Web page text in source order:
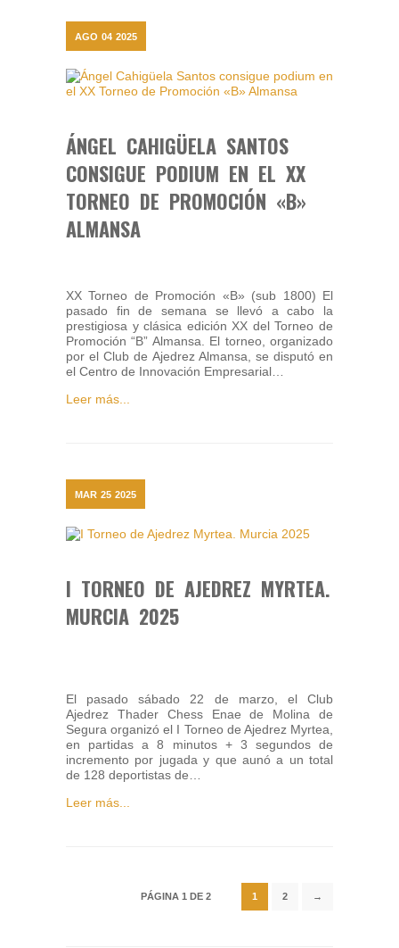
AGO 04 2025
ÁNGEL CAHIGÜELA SANTOS
CONSIGUE PODIUM EN EL XX
TORNEO DE PROMOCIÓN «B»
ALMANSA
XX Torneo de Promoción «B» (sub 1800) El
pasado fin de semana se llevó a cabo la
prestigiosa y clásica edición XX del Torneo de
Promoción “B” Almansa. El torneo, organizado
por el Club de Ajedrez Almansa, se disputó en
el Centro de Innovación Empresarial…
Leer más...
MAR 25 2025
I TORNEO DE AJEDREZ MYRTEA.
MURCIA 2025
El pasado sábado 22 de marzo, el Club
Ajedrez Thader Chess Enae de Molina de
Segura organizó el I Torneo de Ajedrez Myrtea,
en partidas a 8 minutos + 3 segundos de
incremento por jugada y que aunó a un total
de 128 deportistas de…
Leer más...
PÁGINA 1 DE 2 1 2 →